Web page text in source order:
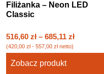
Filiżanka – Neon LED
Classic
516,60 zł – 685,11 zł
(420,00 zł- 557,00 złnetto)
Zobacz produkt